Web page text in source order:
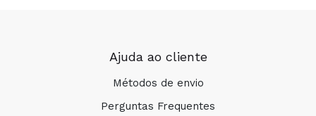
Ajuda ao cliente
Métodos de envio
Perguntas Frequentes